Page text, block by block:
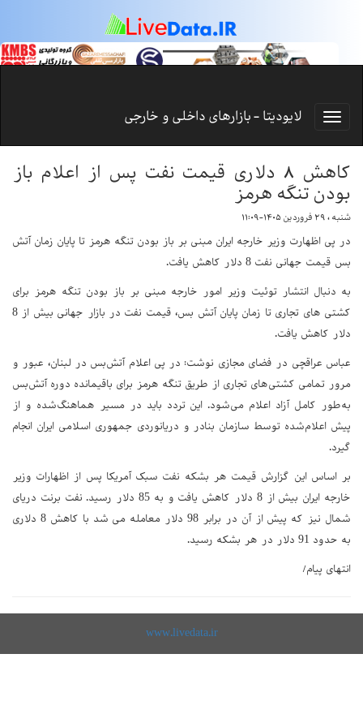
لایودیتا - بازارهای داخلی و خارجی
کاهش ۸ دلاری قیمت نفت پس از اعلام باز
بودن تنگه هرمز
شنبه ، ۲۹ فروردین ۱۴۰۵-۱۱:۰۹
در پی اظهارت وزیر خارجه ایران مبنی بر باز بودن تنگه هرمز تا پایان زمان آتش
بس قیمت جهانی نفت 8 دلار کاهش یافت.
به دنبال انتشار توئیت وزیر امور خارجه مبنی بر باز بودن تنگه هرمز برای
کشتی های تجاری تا زمان پایان آتش بس، قیمت نفت در بازار جهانی بیش از 8
دلار کاهش یافت.
عباس عراقچی در فضای مجازی نوشت: در پی اعلام آتش‌بس در لبنان، عبور و
مرور تمامی کشتی‌های تجاری از طریق تنگه هرمز برای باقیمانده دوره آتش‌بس
به‌طور کامل آزاد اعلام می‌شود. این تردد باید در مسیر هماهنگ‌شده و از
پیش اعلام‌شده توسط سازمان بنادر و دریانوردی جمهوری اسلامی ایران انجام
گیرد.
بر اساس این گزارش قیمت هر بشکه نفت سبک آمریکا پس از اظهارات وزیر
خارجه ایران بیش از 8 دلار کاهش یافت و به 85 دلار رسید. نفت برنت دریای
شمال نیز که پیش از آن در برابر 98 دلار معامله می شد با کاهش 8 دلاری
به حدود 91 دلار در هر بشکه رسید.
انتهای پیام/
www.livedata.ir